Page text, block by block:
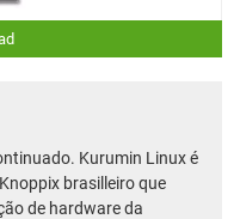
Kurumin Linux é
brasilleiro que
de hardware da